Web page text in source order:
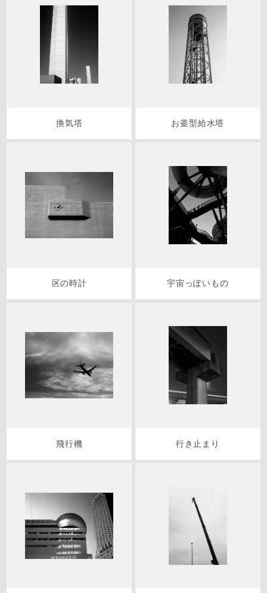
換気塔 お釜型給水塔
区の時計 宇宙っぽいもの
飛行機 行き止まり